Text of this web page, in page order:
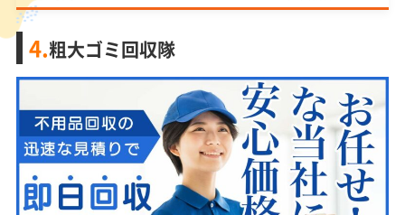
4.粗大ゴミ回収隊